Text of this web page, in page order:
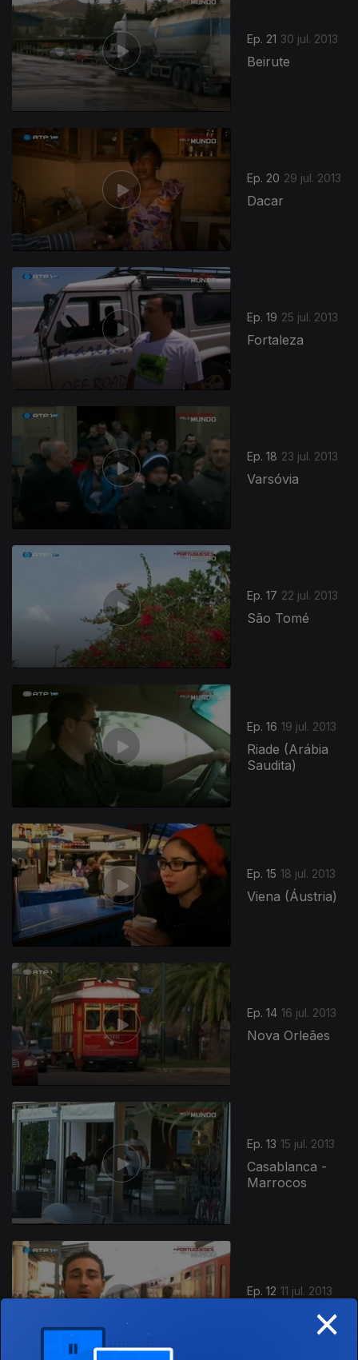
Ep. 21 30 jul. 2013
Beirute
Ep. 20 29 jul. 2013
Dacar
Ep. 19 25 jul. 2013
Fortaleza
Ep. 18 23 jul. 2013
Varsóvia
Ep. 17 22 jul. 2013
São Tomé
Ep. 16 19 jul. 2013
Riade (Arábia
Saudita)
Ep. 15 18 jul. 2013
Viena (Áustria)
Ep. 14 16 jul. 2013
Nova Orleães
Ep. 13 15 jul. 2013
Casablanca -
Marrocos
Ep. 12 11 jul. 2013
123645
×